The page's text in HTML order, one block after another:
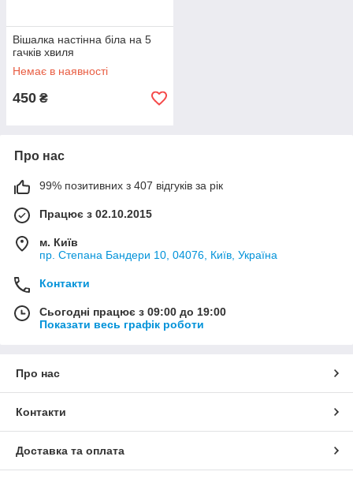
Вішалка настінна біла на 5
гачків хвиля
Немає в наявності
450 ₴
Про нас
99% позитивних з 407 відгуків за рік
Працює з 02.10.2015
м. Київ
пр. Степана Бандери 10, 04076, Київ, Україна
Контакти
Сьогодні працює з 09:00 до 19:00
Показати весь графік роботи
Про нас
Контакти
Доставка та оплата